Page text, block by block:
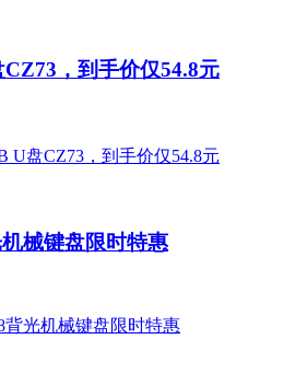
，到手价仅54.8元
械键盘限时特惠